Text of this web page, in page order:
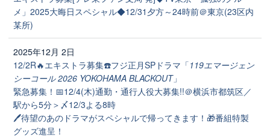
メ」2025大晦日スペシャル◆12/31夕方～24時前＠東京(23区内
某所)
2025年12月 2日
12/2R🔥エキストラ募集☎️フジ正月SPドラマ「119エマージェン
シーコール 2026 YOKOHAMA BLACKOUT」
緊急募集！📅12/4(木)通勤・通行人役大募集!!＠横浜市都筑区／
駅から5分＞〆12/3よる8時
🖊待望のあのドラマがスペシャルで帰ってきます！🎁番組特製
グッズ進呈！